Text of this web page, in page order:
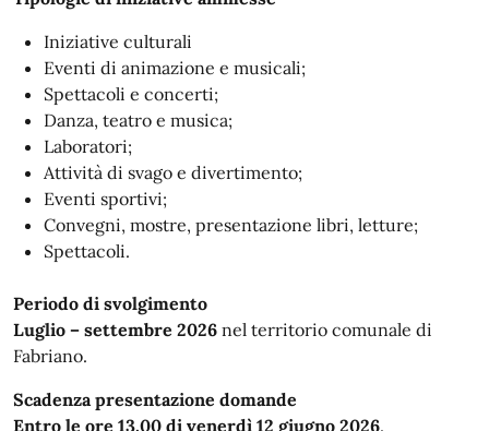
Iniziative culturali
Eventi di animazione e musicali;
Spettacoli e concerti;
Danza, teatro e musica;
Laboratori;
Attività di svago e divertimento;
Eventi sportivi;
Convegni, mostre, presentazione libri, letture;
Spettacoli.
Periodo di svolgimento
Luglio – settembre 2026 nel territorio comunale di
Fabriano.
Scadenza presentazione domande
Entro le ore 13.00 di venerdì 12 giugno 2026.